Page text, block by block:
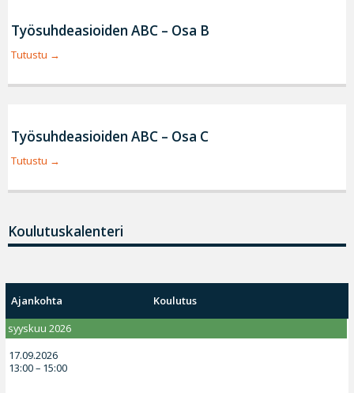
Työsuhdeasioiden ABC – Osa B
Tutustu
Työsuhdeasioiden ABC – Osa C
Tutustu
Koulutuskalenteri
Ajankohta
Koulutus
syyskuu 2026
17.09.2026
13:00 – 15:00